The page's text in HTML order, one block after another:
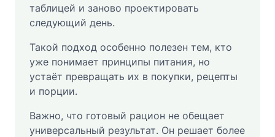
таблицей и заново проектировать
следующий день.
Такой подход особенно полезен тем, кто
уже понимает принципы питания, но
устаёт превращать их в покупки, рецепты
и порции.
Важно, что готовый рацион не обещает
универсальный результат. Он решает более